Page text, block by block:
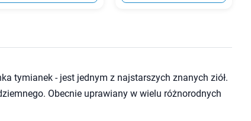
tymianek - jest jednym z najstarszych znanych ziół.
Obecnie uprawiany w wielu różnorodnych